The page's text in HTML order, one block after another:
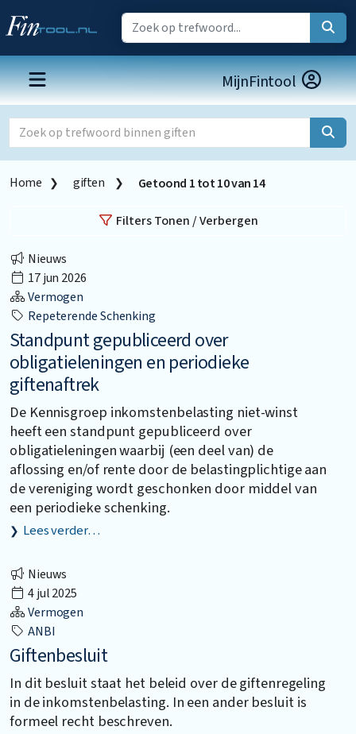
MijnFintool
Home giften Getoond 1tot10van14
Filters Tonen / Verbergen
Nieuws
17 jun 2026
Vermogen
Repeterende Schenking
Standpunt gepubliceerd over
obligatieleningen en periodieke
giftenaftrek
De Kennisgroep inkomstenbelasting niet-winst
heeft een standpunt gepubliceerd over
obligatieleningen waarbij (een deel van) de
aflossing en/of rente door de belastingplichtige aan
de vereniging wordt geschonken door middel van
een periodieke schenking.
Lees verder…
Nieuws
4 jul 2025
Vermogen
ANBI
Giftenbesluit
In dit besluit staat het beleid over de giftenregeling
in de inkomstenbelasting. In een ander besluit is
formeel recht beschreven.